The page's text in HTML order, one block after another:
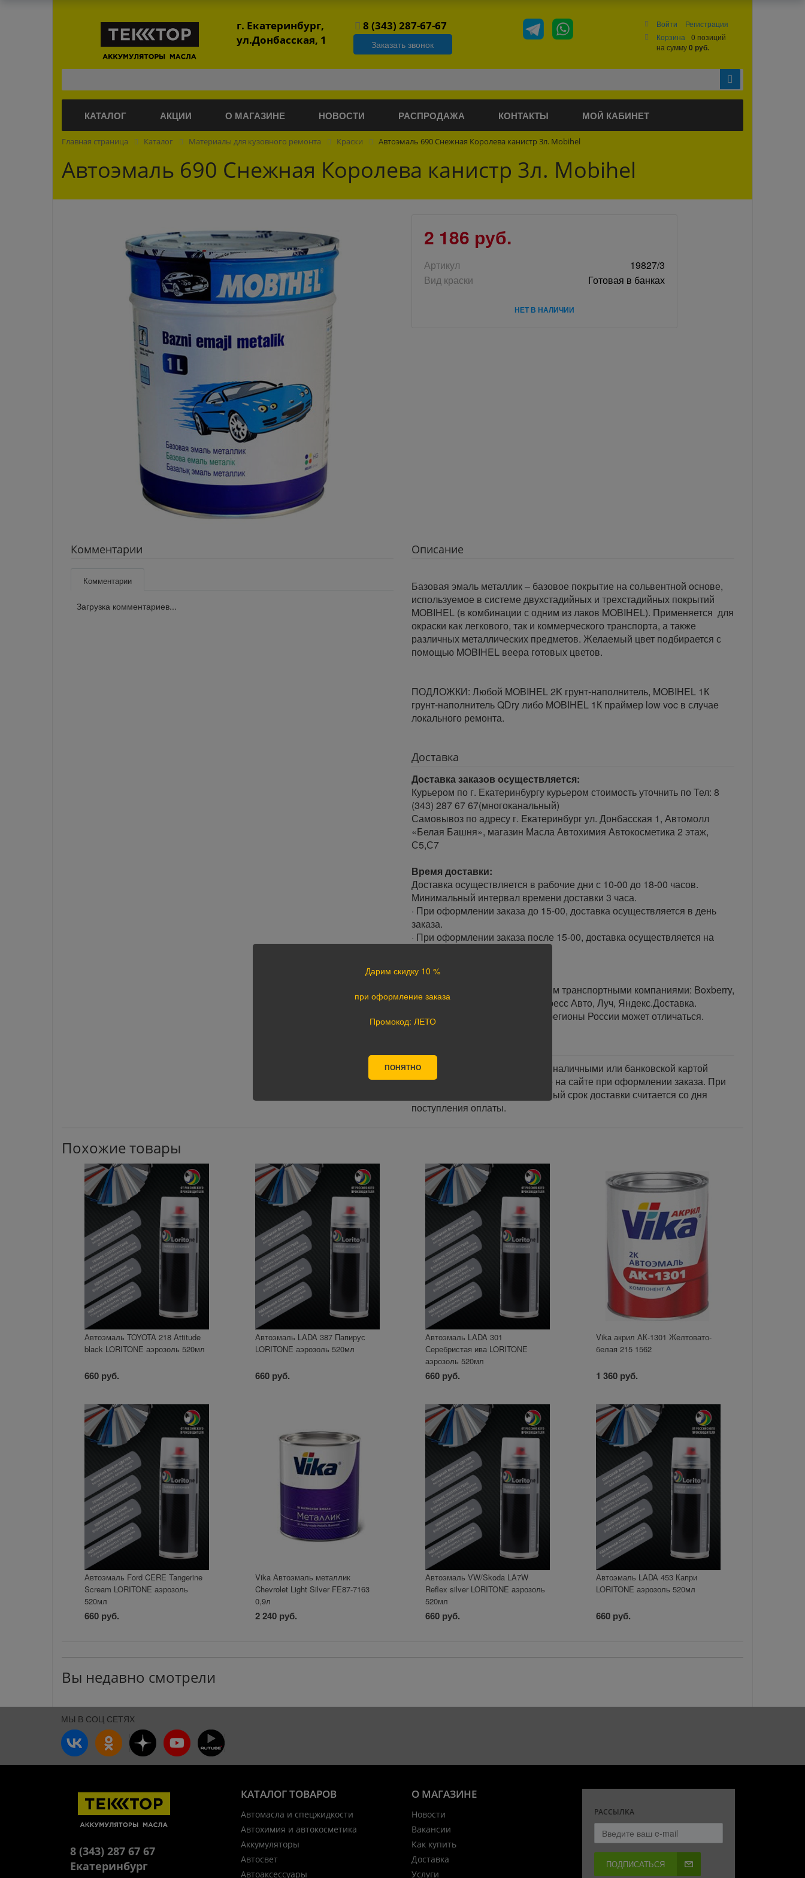
г. Екатеринбург,
ул.Донбасская, 1
8 (343) 287-67-67
Заказать звонок
Войти
Регистрация
Корзина
0 позиций
на сумму0 руб.
КАТАЛОГ АКЦИИ О МАГАЗИНЕ НОВОСТИ РАСПРОДАЖА КОНТАКТЫ МОЙ КАБИНЕТ
Главная страница Каталог Материалы для кузовного ремонта Краски Автоэмаль 690 Снежная Королева канистр 3л. Mobihel
Автоэмаль 690 Снежная Королева канистр 3л. Mobihel
2 186 руб.
Артикул
19827/3
Вид краски
Готовая в банках
НЕТ В НАЛИЧИИ
Комментарии
Комментарии
Загрузка комментариев...
Описание
Базовая эмаль металлик – базовое покрытие на сольвентной основе,
используемое в системе двухстадийных и трехстадийных покрытий
MOBIHEL (в комбинации с одним из лаков MOBIHEL). Применяется для
окраски как легкового, так и коммерческого транспорта, а также
различных металлических предметов. Желаемый цвет подбирается с
помощью MOBIHEL веера готовых цветов.
ПОДЛОЖКИ: Любой MOBIHEL 2K грунт-наполнитель, MOBIHEL 1К
грунт-наполнитель QDry либо MOBIHEL 1К праймер low voc в случае
локального ремонта.
Доставка
Доставка заказов осуществляется:
Курьером по г. Екатеринбургу курьером стоимость уточнить по Тел: 8
(343) 287 67 67(многоканальный)
Самовывоз по адресу г. Екатеринбург ул. Донбасская 1, Автомолл
«Белая Башня», магазин Масла Автохимия Автокосметика 2 этаж,
С5,С7
Время доставки:
Доставка осуществляется в рабочие дни с 10-00 до 18-00 часов.
Минимальный интервал времени доставки 3 часа.
· При оформлении заказа до 15-00, доставка осуществляется в день
заказа.
· При оформлении заказа после 15-00, доставка осуществляется на
Доставка по России:
В любой уголок России доставим транспортными компаниями: Boxberry,
Почта России, ПЭК, GTD, Экспресс Авто, Луч, Яндекс.Доставка.
Стоимость доставки в разные регионы России может отличаться.
Оплата заказа осуществляется наличными или банковской картой
курьеру при получении, а также на сайте при оформлении заказа. При
оплате картой на сайте указанный срок доставки считается со дня
поступления оплаты.
Похожие товары
Автоэмаль TOYOTA 218 Attitude
black LORITONE аэрозоль 520мл
660 руб.
Автоэмаль LADA 387 Папирус
LORITONE аэрозоль 520мл
660 руб.
Автоэмаль LADA 301
Серебристая ива LORITONE
аэрозоль 520мл
660 руб.
Vika акрил АК-1301 Желтовато-
белая 215 1562
1 360 руб.
Автоэмаль Ford CERE Tangerine
Scream LORITONE аэрозоль
520мл
660 руб.
Vika Автоэмаль металлик
Chevrolet Light Silver FE87-7163
0,9л
2 240 руб.
Автоэмаль VW/Skoda LA7W
Reflex silver LORITONE аэрозоль
520мл
660 руб.
Автоэмаль LADA 453 Капри
LORITONE аэрозоль 520мл
660 руб.
Вы недавно смотрели
МЫ В СОЦ СЕТЯХ
О МАГАЗИНЕ
Новости
Вакансии
Как купить
Доставка
Услуги
КАТАЛОГ ТОВАРОВ
Автомасла и спецжидкости
Автохимия и автокосметика
Аккумуляторы
Автосвет
Автоаксессуары
РАССЫЛКА
ПОДПИСАТЬСЯ
8 (343) 287 67 67
Екатеринбург
Дарим скидку 10 %
при оформление заказа
Промокод: ЛЕТО
ПОНЯТНО